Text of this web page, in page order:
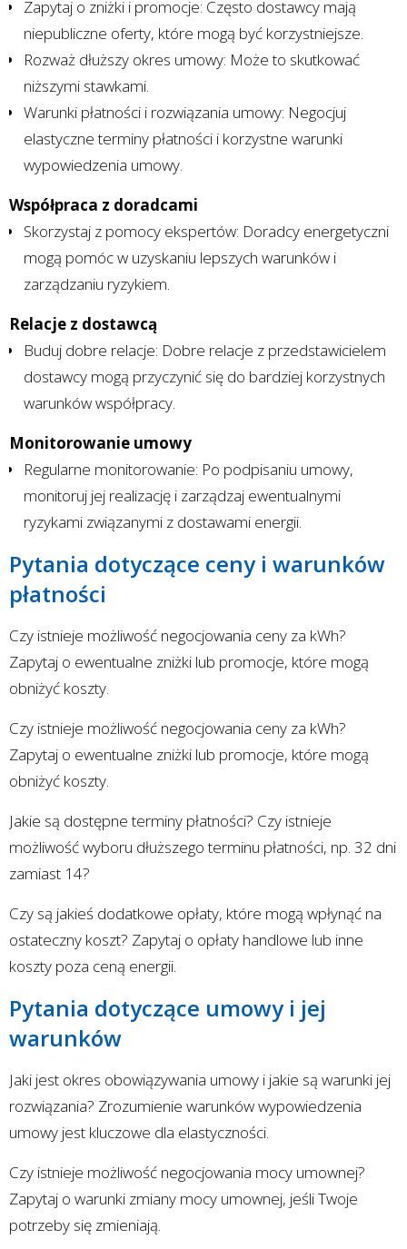
Zapytaj o zniżki i promocje: Często dostawcy mają
niepubliczne oferty, które mogą być korzystniejsze.
Rozważ dłuższy okres umowy: Może to skutkować
niższymi stawkami.
Warunki płatności i rozwiązania umowy: Negocjuj
elastyczne terminy płatności i korzystne warunki
wypowiedzenia umowy.
Współpraca z doradcami
Skorzystaj z pomocy ekspertów: Doradcy energetyczni
mogą pomóc w uzyskaniu lepszych warunków i
zarządzaniu ryzykiem.
Relacje z dostawcą
Buduj dobre relacje: Dobre relacje z przedstawicielem
dostawcy mogą przyczynić się do bardziej korzystnych
warunków współpracy.
Monitorowanie umowy
Regularne monitorowanie: Po podpisaniu umowy,
monitoruj jej realizację i zarządzaj ewentualnymi
ryzykami związanymi z dostawami energii.
Pytania dotyczące ceny i warunków
płatności
Czy istnieje możliwość negocjowania ceny za kWh?
Zapytaj o ewentualne zniżki lub promocje, które mogą
obniżyć koszty.
Czy istnieje możliwość negocjowania ceny za kWh?
Zapytaj o ewentualne zniżki lub promocje, które mogą
obniżyć koszty.
Jakie są dostępne terminy płatności? Czy istnieje
możliwość wyboru dłuższego terminu płatności, np. 32 dni
zamiast 14?
Czy są jakieś dodatkowe opłaty, które mogą wpłynąć na
ostateczny koszt? Zapytaj o opłaty handlowe lub inne
koszty poza ceną energii.
Pytania dotyczące umowy i jej
warunków
Jaki jest okres obowiązywania umowy i jakie są warunki jej
rozwiązania? Zrozumienie warunków wypowiedzenia
umowy jest kluczowe dla elastyczności.
Czy istnieje możliwość negocjowania mocy umownej?
Zapytaj o warunki zmiany mocy umownej, jeśli Twoje
potrzeby się zmieniają.